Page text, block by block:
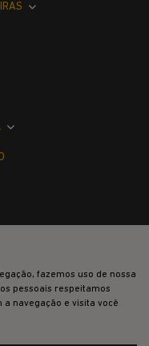
é a vida.
fazemos uso de nossa
pessoais respeitamos
a navegação e visita você